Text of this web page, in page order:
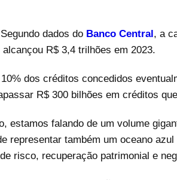
dados do Banco Central, a
R$ 3,4 trilhões em 2023.
dos créditos concedidos
R$ 300 bilhões em créditos
estamos falando de um volume
representar também um oceano
risco, recuperação patrimonial e